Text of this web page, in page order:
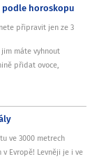
podle horoskopu
připravit jen ze 3
máte vyhnout
přidat ovoce,
ve 3000 metrech
Evropě! Levněji je i ve